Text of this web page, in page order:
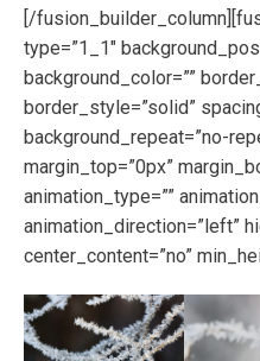
[/
type=”1_1″
background_color=””
border_style=”solid”
background_repeat=”no-
margin_top=”0px”
animation_type=””
animation_direction=”left”
center_content=”no”